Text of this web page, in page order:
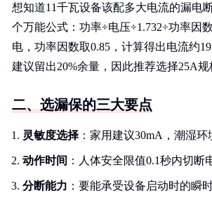
想知道11千瓦设备该配多大电流的漏电
个万能公式：功率÷电压÷1.732÷功率因
电，功率因数取0.85，计算得出电流约
建议留出20%余量，因此推荐选择25A规
二、选漏保的三大要点
灵敏度选择 ：家用建议30mA，潮湿环
动作时间 ：人体安全限值0.1秒内切断
分断能力 ：要能承受设备启动时的瞬